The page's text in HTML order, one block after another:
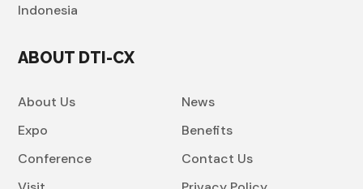
Indonesia
ABOUT DTI-CX
About Us
Expo
Conference
News
Benefits
Contact Us